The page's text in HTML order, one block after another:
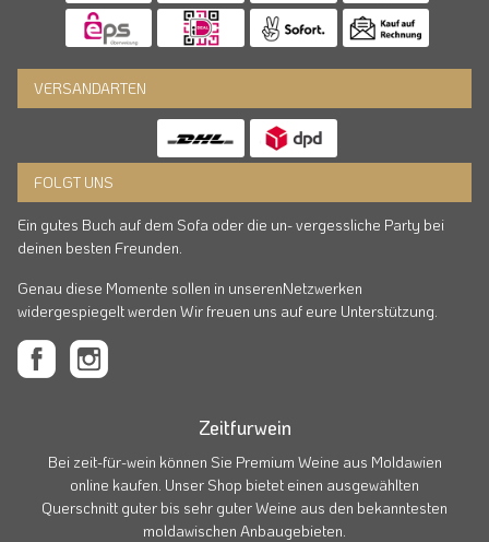
VERSANDARTEN
FOLGT UNS
Ein gutes Buch auf dem Sofa oder die un- vergessliche Party bei
deinen besten Freunden.
Genau diese Momente sollen in unserenNetzwerken
widergespiegelt werden Wir freuen uns auf eure Unterstützung.
Zeitfurwein
Bei zeit-für-wein können Sie Premium Weine aus Moldawien
online kaufen. Unser Shop bietet einen ausgewählten
Querschnitt guter bis sehr guter Weine aus den bekanntesten
moldawischen Anbaugebieten.